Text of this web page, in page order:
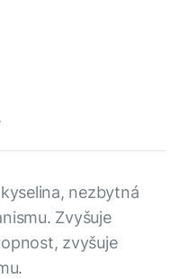
nezbytná
Zvyšuje
zvyšuje